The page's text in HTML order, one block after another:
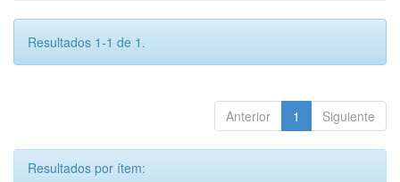
Resultados 1-1 de 1.
Anterior 1 Siguiente
Resultados por ítem: